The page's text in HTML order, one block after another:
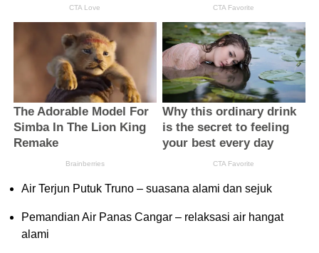
Air Terjun Putuk Truno – suasana alami dan sejuk
Pemandian Air Panas Cangar – relaksasi air hangat
alami